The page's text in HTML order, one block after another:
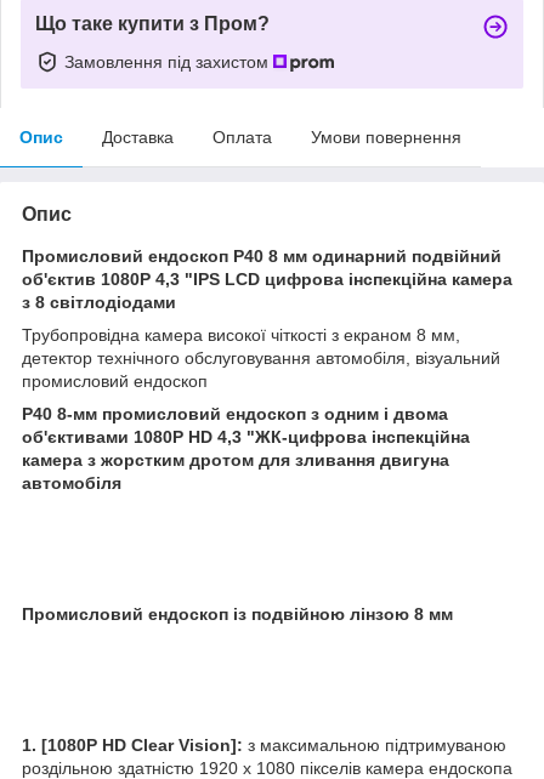
Що таке купити з Пром?
Замовлення під захистом
Опис Доставка Оплата Умови повернення
Опис
Промисловий ендоскоп P40 8 мм одинарний подвійний
об'єктив 1080P 4,3 "IPS LCD цифрова інспекційна камера
з 8 світлодіодами
Трубопровідна камера високої чіткості з екраном 8 мм,
детектор технічного обслуговування автомобіля, візуальний
промисловий ендоскоп
P40 8-мм промисловий ендоскоп з одним і двома
об'єктивами 1080P HD 4,3 "ЖК-цифрова інспекційна
камера з жорстким дротом для зливання двигуна
автомобіля
Промисловий ендоскоп із подвійною лінзою 8 мм
1. [1080P HD Clear Vision]: з максимальною підтримуваною
роздільною здатністю 1920 x 1080 пікселів камера ендоскопа